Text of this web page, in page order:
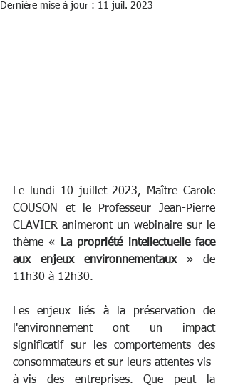
Dernière mise à jour : 11 juil. 2023
Le lundi 10 juillet 2023, Maître Carole
COUSON et le Professeur Jean-Pierre
CLAVIER animeront un webinaire sur le
thème « La propriété intellectuelle face
aux enjeux environnementaux » de
11h30 à 12h30.
Les enjeux liés à la préservation de
l'environnement ont un impact
significatif sur les comportements des
consommateurs et sur leurs attentes vis-
à-vis des entreprises. Que peut la